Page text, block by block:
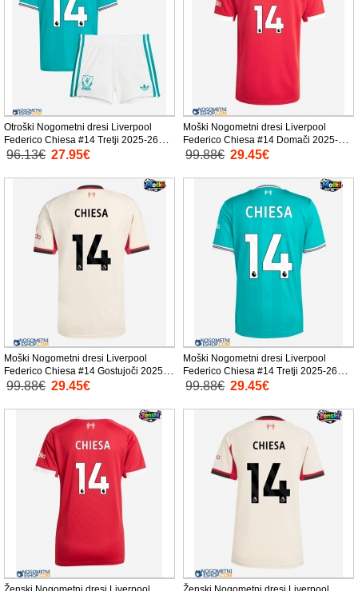
Otroški Nogometni dresi Liverpool
Federico Chiesa #14 Tretji 2025-26
Kratek Rokav (+ Kratke hlače)
96.13€ 27.95€
Moški Nogometni dresi Liverpool
Federico Chiesa #14 Domači 2025-26
Kratek Rokav
99.88€ 29.45€
Moški Nogometni dresi Liverpool
Federico Chiesa #14 Gostujoči 2025-
26 Kratek Rokav
99.88€ 29.45€
Moški Nogometni dresi Liverpool
Federico Chiesa #14 Tretji 2025-26
Kratek Rokav
99.88€ 29.45€